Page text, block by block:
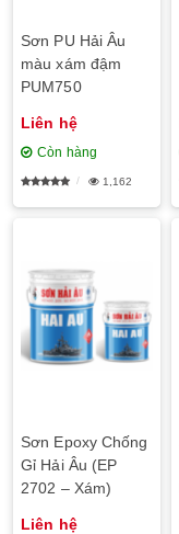
Sơn PU Hải Âu
màu xám đậm
PUM750
Liên hệ
Còn hàng
1,162
Sơn Epoxy Chống
Gỉ Hải Âu (EP
2702 – Xám)
Liên hệ